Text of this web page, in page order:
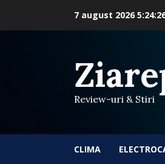
7 august 2026
Review-uri & Stiri
CLIMA